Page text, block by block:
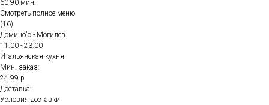
60-90 мин.
Смотреть полное меню
(16)
Домино'с - Могилев
11:00 - 23:00
Итальянская кухня
Мин. заказ:
24.99 р
Доставка:
Условия доставки